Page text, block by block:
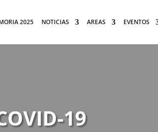
2025 NOTICIAS AREAS EVENTOS
19